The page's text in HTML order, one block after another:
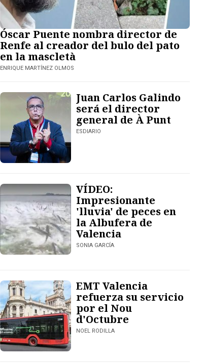
Óscar Puente nombra director de
Renfe al creador del bulo del pato
en la mascletà
ENRIQUE MARTÍNEZ OLMOS
Juan Carlos Galindo
será el director
general de À Punt
ESDIARIO
VÍDEO:
Impresionante
'lluvia' de peces en
la Albufera de
Valencia
SONIA GARCÍA
EMT Valencia
refuerza su servicio
por el Nou
d'Octubre
NOEL RODILLA